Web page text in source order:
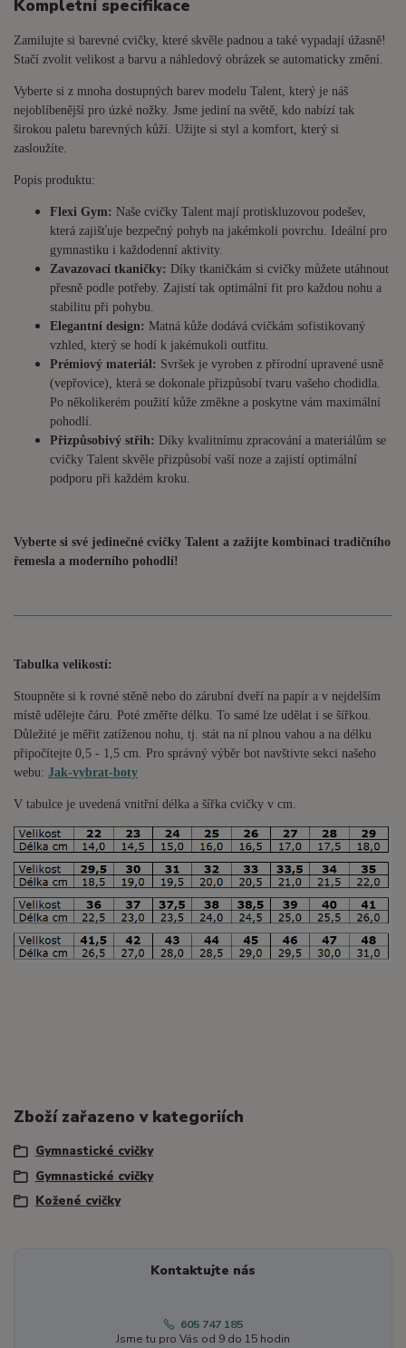
Kompletní specifikace
Zamilujte si barevné cvičky, které skvěle padnou a také vypadají úžasně!
Stačí zvolit velikost a barvu a náhledový obrázek se automaticky změní.
Vyberte si z mnoha dostupných barev modelu Talent, který je náš
nejoblíbenější pro úzké nožky. Jsme jediní na světě, kdo nabízí tak
širokou paletu barevných kůží. Užijte si styl a komfort, který si
zasloužíte.
Popis produktu:
Flexi Gym: Naše cvičky Talent mají protiskluzovou podešev,
která zajišťuje bezpečný pohyb na jakémkoli povrchu. Ideální pro
gymnastiku i každodenní aktivity.
Zavazovací tkaničky: Díky tkaničkám si cvičky můžete utáhnout
přesně podle potřeby. Zajistí tak optimální fit pro každou nohu a
stabilitu při pohybu.
Elegantní design: Matná kůže dodává cvičkám sofistikovaný
vzhled, který se hodí k jakémukoli outfitu.
Prémiový materiál: Svršek je vyroben z přírodní upravené usně
(vepřovice), která se dokonale přizpůsobí tvaru vašeho chodidla.
Po několikerém použití kůže změkne a poskytne vám maximální
pohodlí.
Přizpůsobivý střih: Díky kvalitnímu zpracování a materiálům se
cvičky Talent skvěle přizpůsobí vaší noze a zajistí optimální
podporu při každém kroku.
Vyberte si své jedinečné cvičky Talent a zažijte kombinaci tradičního
řemesla a moderního pohodlí!
Tabulka velikostí:
Stoupněte si k rovné stěně nebo do zárubní dveří na papír a v nejdelším
místě udělejte čáru. Poté změřte délku. To samé lze udělat i se šířkou.
Důležité je měřit zatíženou nohu, tj. stát na ní plnou vahou a na délku
připočítejte 0,5 - 1,5 cm. Pro správný výběr bot navštivte sekci našeho
webu: Jak-vybrat-boty
V tabulce je uvedená vnitřní délka a šířka cvičky v cm.
Zboží zařazeno v kategoriích
Gymnastické cvičky
Gymnastické cvičky
Kožené cvičky
Kontaktujte nás
605 747 185
Jsme tu pro Vás od 9 do 15 hodin